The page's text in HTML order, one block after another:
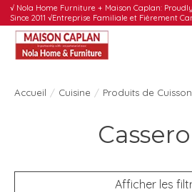
√ Nola Home Furniture + Maison Caplan:
Since 2011 √Entreprise Familiale et Fièrement
Accueil / Cuisine / Produits de Cuisson
Afficher les